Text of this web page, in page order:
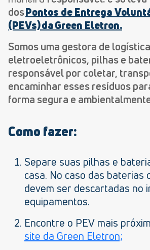
dosPontos de Entrega
(PEVs) da Green Eletron.
Somos uma gestora de
eletroeletrônicos, pilhas e
responsável por coletar,
encaminhar esses resíduos
forma segura e
Como fazer:
Separe suas pilhas e
casa. No caso das baterias
devem ser descartadas no
equipamentos.
Encontre o PEV mais
site da Green Eletron;